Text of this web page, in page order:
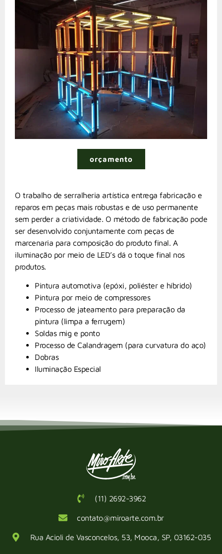
O trabalho de serralheria artística entrega fabricação e
reparos em peças mais robustas e de uso permanente
sem perder a criatividade. O método de fabricação pode
ser desenvolvido conjuntamente com peças de
marcenaria para composição do produto final. A
iluminação por meio de LED’s dá o toque final nos
produtos.
Pintura automotiva (epóxi, poliéster e híbrido)
Pintura por meio de compressores
Processo de jateamento para preparação da
pintura (limpa a ferrugem)
Soldas mig e ponto
Processo de Calandragem (para curvatura do aço)
Dobras
Iluminação Especial
orçamento
(11) 2692-3962
contato@miroarte.com.br
Rua Acioli de Vasconcelos, 53, Mooca, SP, 03162-035